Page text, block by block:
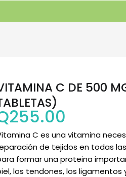
C DE 500
255.00
C es una vitamina
de tejidos en todas
formar una proteina
los tendones, los ligamentos